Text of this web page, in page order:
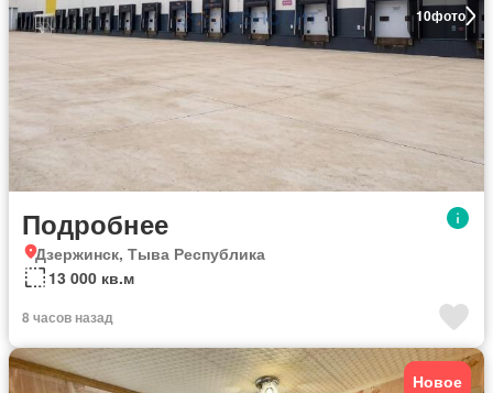
10фото
Подробнее
Дзержинск, Тыва Республика
13 000 кв.м
8 часов назад
Новое